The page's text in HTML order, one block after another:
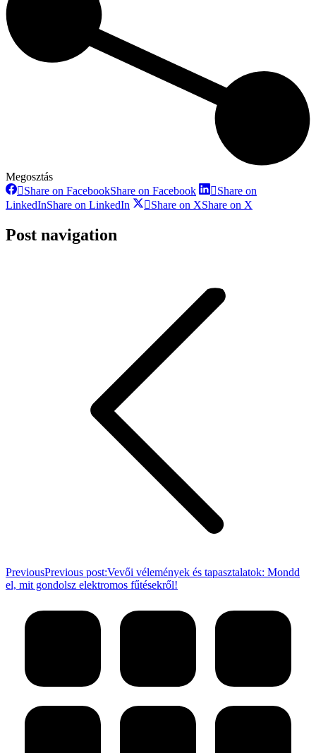
Megosztás
Share on FacebookShare on Facebook
Share on
LinkedInShare on LinkedIn Share on XShare on X
Post navigation
PreviousPrevious post:Vevői vélemények és tapasztalatok: Mondd
el, mit gondolsz elektromos fűtésekről!